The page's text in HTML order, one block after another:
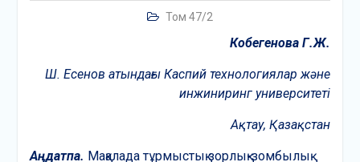
Том 47/2
Кобегенова Г.Ж.
Ш. Есенов атындағы Каспий технологиялар және
инжиниринг университеті
Ақтау, Қазақстан
Аңдатпа. Мақалада тұрмыстық зорлық-зомбылық